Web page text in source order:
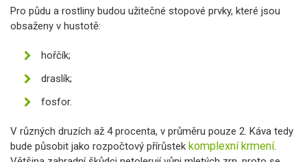
Pro půdu a rostliny budou užitečné stopové prvky, které jsou
obsaženy v hustotě:
hořčík;
draslík;
fosfor.
V různých druzích až 4 procenta, v průměru pouze 2. Káva tedy
bude působit jako rozpočtový přírůstek komplexní krmení.